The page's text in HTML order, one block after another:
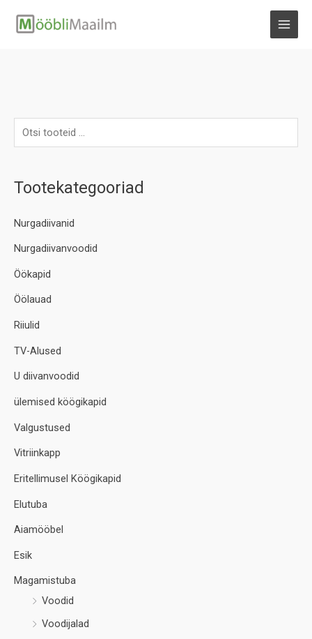
Tootekategooriad
Nurgadiivanid
Nurgadiivanvoodid
Öökapid
Öölauad
Riiulid
TV-Alused
U diivanvoodid
ülemised köögikapid
Valgustused
Vitriinkapp
Eritellimusel Köögikapid
Elutuba
Aiamööbel
Esik
Magamistuba
Voodid
Voodijalad